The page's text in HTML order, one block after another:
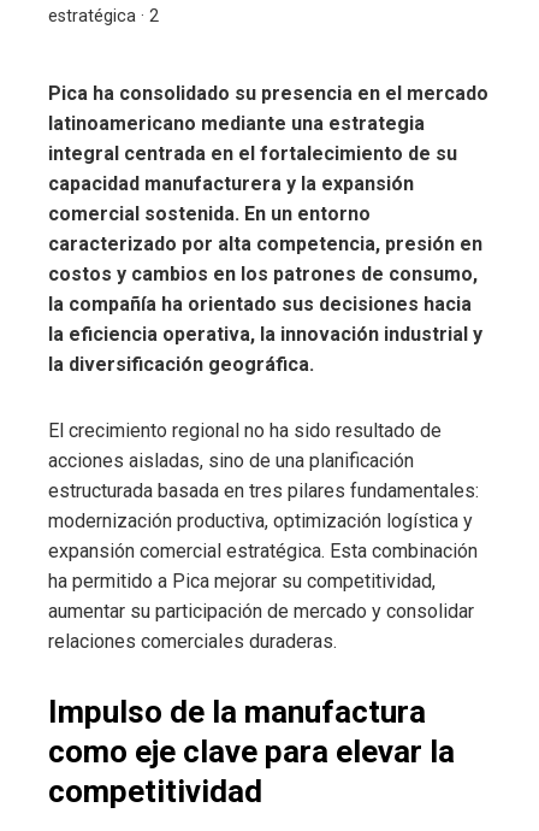
estratégica · 2
Pica ha consolidado su presencia en el mercado
latinoamericano mediante una estrategia
integral centrada en el fortalecimiento de su
capacidad manufacturera y la expansión
comercial sostenida. En un entorno
caracterizado por alta competencia, presión en
costos y cambios en los patrones de consumo,
la compañía ha orientado sus decisiones hacia
la eficiencia operativa, la innovación industrial y
la diversificación geográfica.
El crecimiento regional no ha sido resultado de
acciones aisladas, sino de una planificación
estructurada basada en tres pilares fundamentales:
modernización productiva, optimización logística y
expansión comercial estratégica. Esta combinación
ha permitido a Pica mejorar su competitividad,
aumentar su participación de mercado y consolidar
relaciones comerciales duraderas.
Impulso de la manufactura
como eje clave para elevar la
competitividad